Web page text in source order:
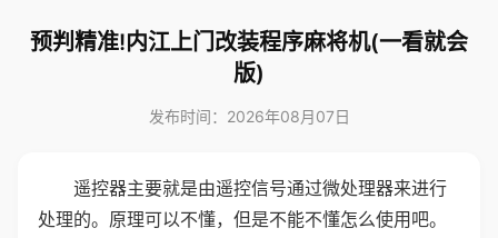
预判精准!内江上门改装程序麻将机(一看就会
版)
发布时间：2026年08月07日
遥控器主要就是由遥控信号通过微处理器来进行
处理的。原理可以不懂，但是不能不懂怎么使用吧。